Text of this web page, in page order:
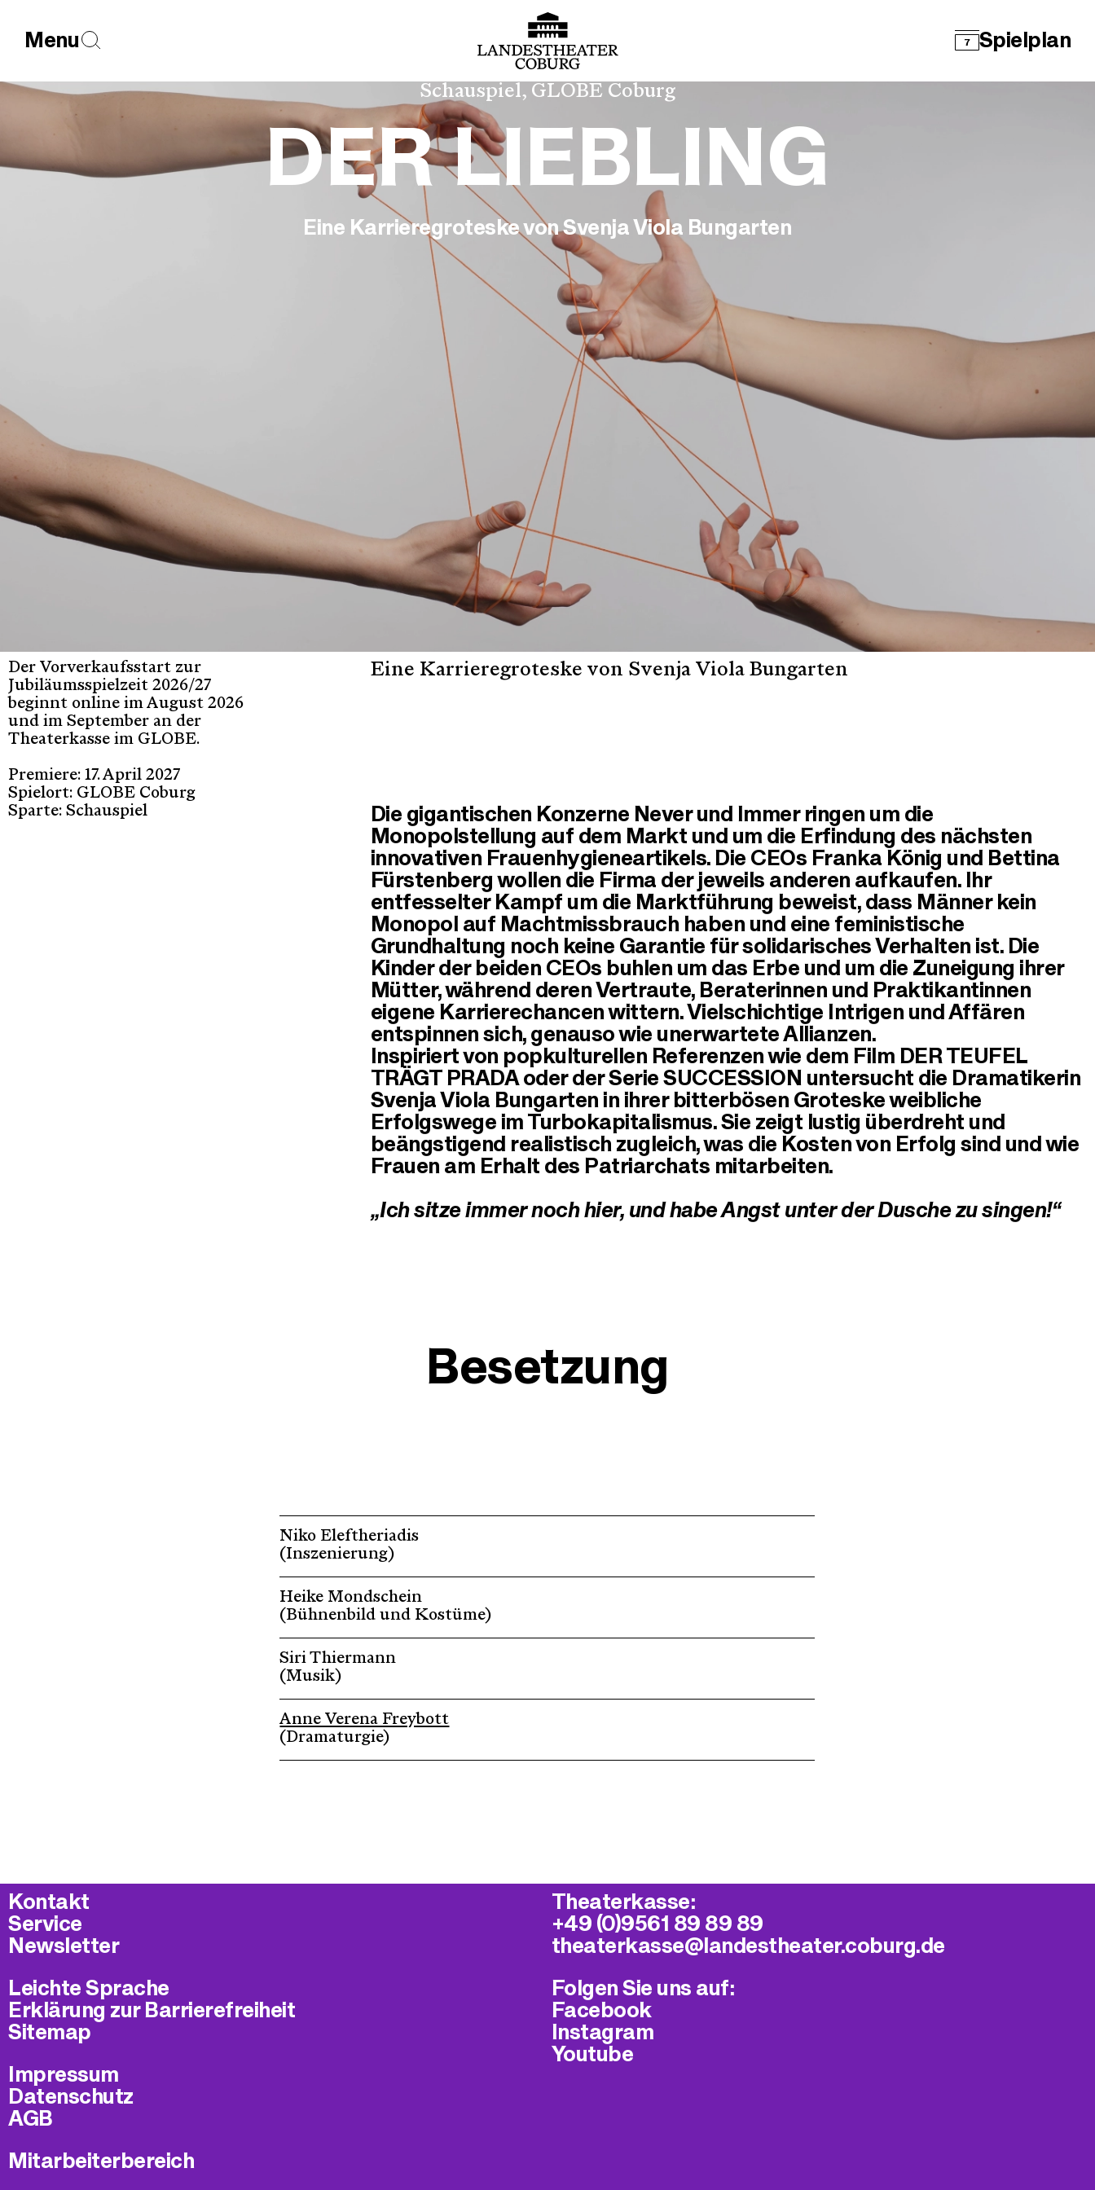
Menu 7 Spielplan
Schauspiel, GLOBE Coburg
DER LIEBLING
Eine Karrieregroteske von Svenja Viola Bungarten
Der Vorverkaufsstart zur
Jubiläumsspielzeit 2026/27
beginnt online im August 2026
und im September an der
Theaterkasse im GLOBE.
Premiere: 17. April 2027
Spielort: GLOBE Coburg
Sparte: Schauspiel
Eine Karrieregroteske von Svenja Viola Bungarten
Die gigantischen Konzerne Never und Immer ringen um die
Monopolstellung auf dem Markt und um die Erfindung des nächsten
innovativen Frauenhygieneartikels. Die CEOs Franka König und Bettina
Fürstenberg wollen die Firma der jeweils anderen aufkaufen. Ihr
entfesselter Kampf um die Marktführung beweist, dass Männer kein
Monopol auf Machtmissbrauch haben und eine feministische
Grundhaltung noch keine Garantie für solidarisches Verhalten ist. Die
Kinder der beiden CEOs buhlen um das Erbe und um die Zuneigung ihrer
Mütter, während deren Vertraute, Beraterinnen und Praktikantinnen
eigene Karrierechancen wittern. Vielschichtige Intrigen und Affären
entspinnen sich, genauso wie unerwartete Allianzen.
Inspiriert von popkulturellen Referenzen wie dem Film DER TEUFEL
TRÄGT PRADA oder der Serie SUCCESSIONuntersucht die Dramatikerin
Svenja Viola Bungarten in ihrer bitterbösen Groteske weibliche
Erfolgswege im Turbokapitalismus. Sie zeigt lustig überdreht und
beängstigend realistisch zugleich, was die Kosten von Erfolg sind und wie
Frauen am Erhalt des Patriarchats mitarbeiten.
„Ich sitze immer noch hier, und habe Angst unter der Dusche zu singen!“
Besetzung
Niko Eleftheriadis
(Inszenierung)
Heike Mondschein
(Bühnenbild und Kostüme)
Siri Thiermann
(Musik)
Anne Verena Freybott
(Dramaturgie)
Kontakt
Service
Newsletter
Leichte Sprache
Erklärung zur Barrierefreiheit
Sitemap
Impressum
Datenschutz
AGB
Mitarbeiterbereich
Theaterkasse:
+49 (0)9561 89 89 89
theaterkasse@​landestheater.coburg.de
Folgen Sie uns auf:
Facebook
Instagram
Youtube